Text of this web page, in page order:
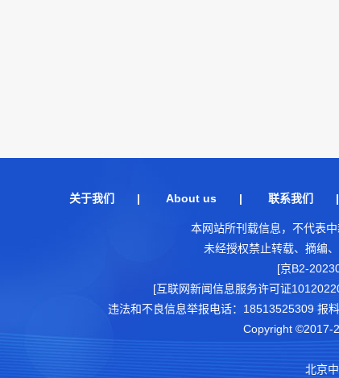
关于我们 | About us| 联系我们
本网站所刊载信息，不代表
未经授权禁止转载、摘编
[京B2-
[互联网新闻信息服务许可证
违法和不良信息举报电话：18513525309 报
Copyright ©2017-
北京